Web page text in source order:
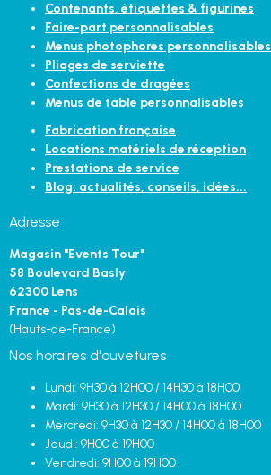
Contenants, étiquettes & figurines
Faire-part personnalisables
Menus photophores personnalisables
Pliages de serviette
Confections de dragées
Menus de table personnalisables
Fabrication française
Locations matériels de réception
Prestations de service
Blog: actualités, conseils, idées...
Adresse
Magasin "Events Tour"
58 Boulevard Basly
62300 Lens
France - Pas-de-Calais
(Hauts-de-France)
Nos horaires d'ouvetures
Lundi: 9H30 à 12H00 / 14H30 à 18H00
Mardi: 9H30 à 12H30 / 14H00 à 18H00
Mercredi: 9H30 à 12H30 / 14H00 à 18H00
Jeudi: 9H00 à 19H00
Vendredi: 9H00 à 19H00